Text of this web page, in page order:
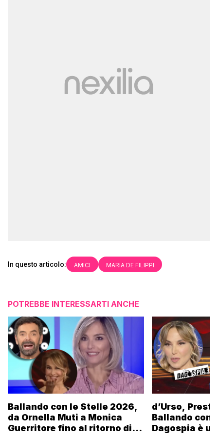
In questo articolo: AMICI MARIA DE FILIPPI
POTREBBE INTERESSARTI ANCHE
Ballando con le Stelle 2026,
da Ornella Muti a Monica
Guerritore fino al ritorno di
d’Urso,
Ballando con
Dagospia è